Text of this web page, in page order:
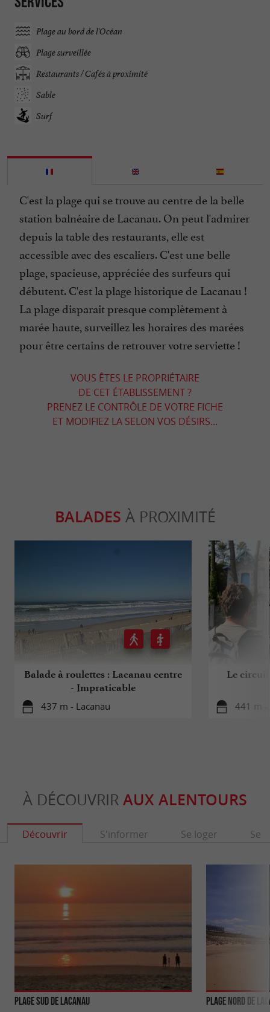
Plage au bord de l'Océan
Plage surveillée
Restaurants / Cafés à proximité
Sable
Surf
C'est la plage qui se trouve au centre de la belle
station balnéaire de Lacanau. On peut l'admirer
depuis la table des restaurants, elle est
accessible avec des escaliers. C'est une belle
plage, spacieuse, appréciée des surfeurs qui
débutent. C'est la plage historique de Lacanau !
La plage disparait presque complètement à
marée haute, surveillez les horaires des marées
pour être certains de retrouver votre serviette !
VOUS ÊTES LE PROPRIÉTAIRE
DE CET ÉTABLISSEMENT ?
PRENEZ LE CONTRÔLE DE VOTRE FICHE
ET MODIFIEZ LA SELON VOS DÉSIRS...
BALADES À PROXIMITÉ
Balade à roulettes : Lacanau centre
- Impraticable
437 m - Lacanau
Le
441 m -
À DÉCOUVRIR AUX ALENTOURS
Découvrir S'informer Se loger Se
Plage Sud de Lacanau Plage Nord de